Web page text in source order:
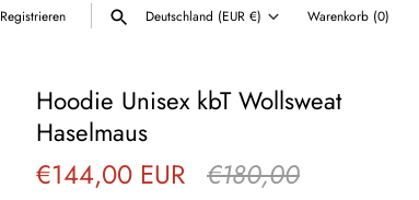
Registrieren Währung
Deutschland (EUR €) Warenkorb (0)
Hoodie Unisex kbT Wollsweat
Haselmaus
€144,00 EUR €180,00